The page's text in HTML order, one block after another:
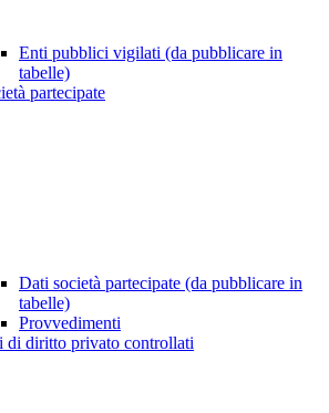
Enti pubblici vigilati (da pubblicare in
tabelle)
partecipate
Dati società partecipate (da pubblicare in
tabelle)
Provvedimenti
di diritto privato controllati